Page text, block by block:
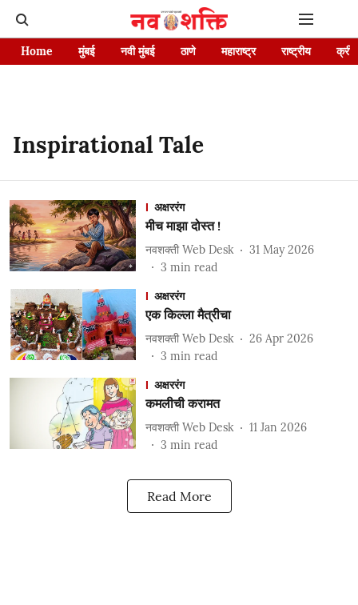
Home मुंबई नवी मुंबई ठाणे महाराष्ट्र राष्ट्रीय
Inspirational Tale
अक्षररंग
मीच माझा दोस्त !
नवशक्ती Web Desk
31 May 2026
3 min read
अक्षररंग
एक किल्ला मैत्रीचा
नवशक्ती Web Desk
26 Apr 2026
3 min read
अक्षररंग
कमलीची करामत
नवशक्ती Web Desk
11 Jan 2026
3 min read
Read More